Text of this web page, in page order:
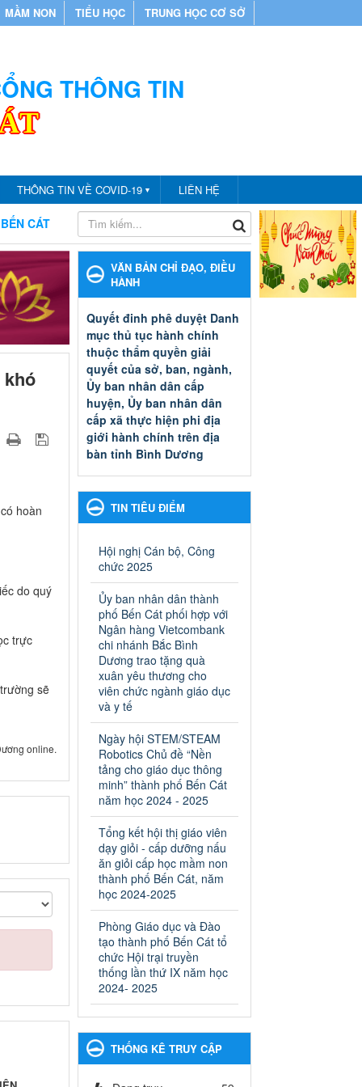
MẦM NON TIỂU HỌC TRUNG HỌC CƠ SỞ
THÔNG TIN
THÔNG TIN VỀ COVID-19 ▼ LIÊN HỆ
CHÀO MỪNG BẠN ĐẾN VỚI CỔNG THÔNG TIN PHÒNG
khó
hoàn
do quý
trực
sẽ
online.
VĂN BẢN CHỈ ĐẠO, ĐIỀU
HÀNH
Quyết đinh phê duyệt Danh
mục thủ tục hành chính
thuộc thẩm quyền giải
quyết của sở, ban, ngành,
Ủy ban nhân dân cấp
huyện, Ủy ban nhân dân
cấp xã thực hiện phi địa
giới hành chính trên địa
bàn tỉnh Bình Dương
thẩm quyền giải quyết của sở,
ban, ngành, Ủy ban nhân dân
cấp xã thực hiện phi địa giới
hành chính trên địa bàn tỉnh
Ngày ban hành: 13/03/2025
Kế hoạch Phổ biến, giáo
dục pháp luật năm 2025 của
ngành Giáo dục và Đào tạo
thành phố Bến Cát
Kế hoạch Phổ biến, giáo dục
pháp luật năm 2025 của
ngành Giáo dục và Đào tạo
thành phố Bến Cát
Ngày ban hành: 28/02/2025
Quyết định công bố thủ tục
hành chính bị bãi bỏ trong
lĩnh vực giáo dục đào tạo
thuộc hệ giáo dục quốc
dân và cơ sở giáo dục khác
thuộc thẩm quyền giải
quyết của Sở Giáo dục và
Đào tạo, Ủy ban nhân dân
cấp huyện
Quyết định công bố thủ tục
hành chính bị bãi bỏ trong lĩnh
vực giáo dục đào tạo thuộc hệ
giáo dục quốc dân và cơ sở
giáo dục khác thuộc thẩm
quyền giải quyết của Sở Giáo
dục và Đào tạo, Ủy ban nhân
dân cấp huyện
TIN TIÊU ĐIỂM
Hội nghị Cán bộ, Công
chức 2025
Ủy ban nhân dân thành
phố Bến Cát phối hợp với
Ngân hàng Vietcombank
chi nhánh Bắc Bình
Dương trao tặng quà
xuân yêu thương cho
viên chức ngành giáo dục
và y tế
Ngày hội STEM/STEAM
Robotics Chủ đề “Nền
tảng cho giáo dục thông
minh” thành phố Bến Cát
năm học 2024 - 2025
Tổng kết hội thị giáo viên
dạy giỏi - cấp dưỡng nấu
ăn giỏi cấp học mầm non
thành phố Bến Cát, năm
học 2024-2025
Phòng Giáo dục và Đào
tạo thành phố Bến Cát tổ
chức Hội trại truyền
thống lần thứ IX năm học
2024- 2025
THỐNG KÊ TRUY CẬP